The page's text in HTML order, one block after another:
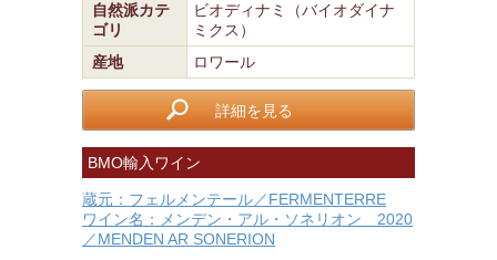
自然派カテ
ゴリ
ビオディナミ（バイオダイナ
ミクス）
産地
ロワール
詳細を見る
BMO輸入ワイン
蔵元：フェルメンテール／FERMENTERRE
ワイン名：メンデン・アル・ソネリオン 2020
／MENDEN AR SONERION